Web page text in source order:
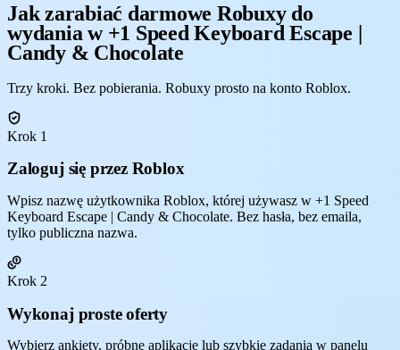
Jak zarabiać darmowe Robuxy do
wydania w +1 Speed Keyboard Escape |
Candy & Chocolate
Trzy kroki. Bez pobierania. Robuxy prosto na konto Roblox.
Krok 1
Zaloguj się przez Roblox
Wpisz nazwę użytkownika Roblox, której używasz w +1 Speed
Keyboard Escape | Candy & Chocolate. Bez hasła, bez emaila,
tylko publiczna nazwa.
Krok 2
Wykonaj proste oferty
Wybierz ankiety, próbne aplikacje lub szybkie zadania w panelu